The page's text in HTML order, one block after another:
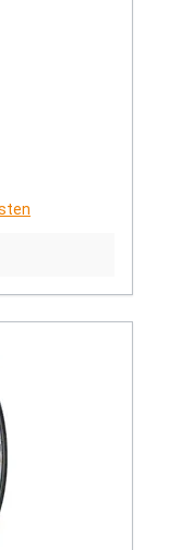
Informationen zum